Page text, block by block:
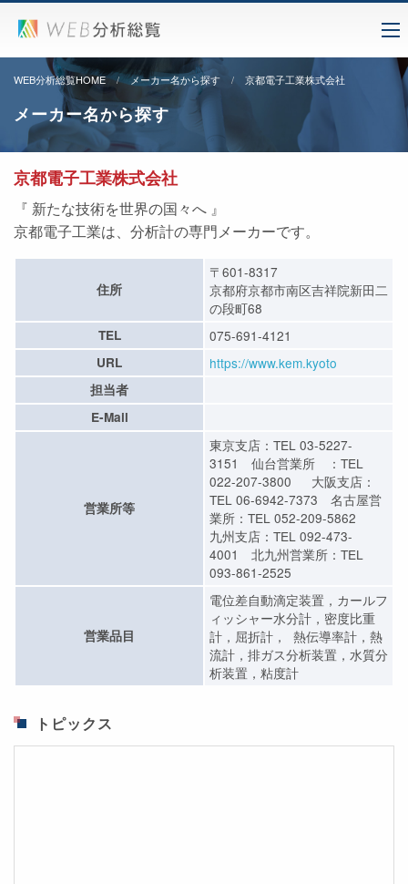
WEB分析総覧HOME メーカー名から探す 京都電子工業株式会社
メーカー名から探す
京都電子工業株式会社
『 新たな技術を世界の国々へ 』
京都電子工業は、分析計の専門メーカーです。
住所
〒601-8317
京都府京都市南区吉祥院新田二
の段町68
TEL 075-691-4121
URL https://www.kem.kyoto
担当者
E-Mail
営業所等
東京支店：TEL 03-5227-
3151 仙台営業所 ：TEL
022-207-3800 大阪支店：
TEL 06-6942-7373 名古屋営
業所：TEL 052-209-5862
九州支店：TEL 092-473-
4001 北九州営業所：TEL
093-861-2525
営業品目
電位差自動滴定装置，カールフ
ィッシャー水分計，密度比重
計，屈折計， 熱伝導率計，熱
流計，排ガス分析装置，水質分
析装置，粘度計
トピックス